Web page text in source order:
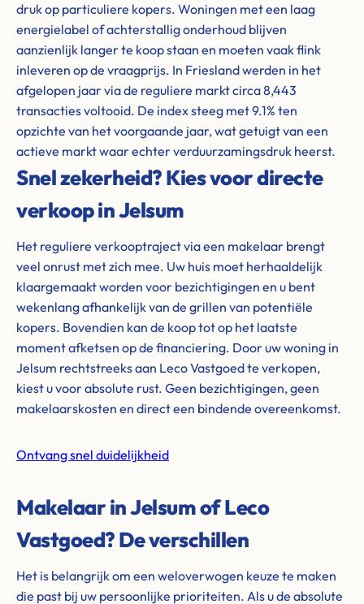
druk op particuliere kopers. Woningen met een laag
energielabel of achterstallig onderhoud blijven
aanzienlijk langer te koop staan en moeten vaak flink
inleveren op de vraagprijs. In Friesland werden in het
afgelopen jaar via de reguliere markt circa 8,443
transacties voltooid. De index steeg met 9.1% ten
opzichte van het voorgaande jaar, wat getuigt van een
actieve markt waar echter verduurzamingsdruk heerst.
Snel zekerheid? Kies voor directe
verkoop in Jelsum
Het reguliere verkooptraject via een makelaar brengt
veel onrust met zich mee. Uw huis moet herhaaldelijk
klaargemaakt worden voor bezichtigingen en u bent
wekenlang afhankelijk van de grillen van potentiële
kopers. Bovendien kan de koop tot op het laatste
moment afketsen op de financiering. Door uw woning in
Jelsum rechtstreeks aan Leco Vastgoed te verkopen,
kiest u voor absolute rust. Geen bezichtigingen, geen
makelaarskosten en direct een bindende overeenkomst.
Ontvang snel duidelijkheid
Makelaar in Jelsum of Leco
Vastgoed? De verschillen
Het is belangrijk om een weloverwogen keuze te maken
die past bij uw persoonlijke prioriteiten. Als u de absolute